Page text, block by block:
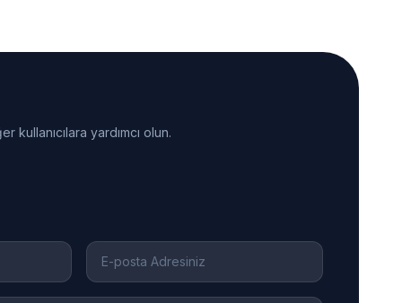
kullanıcılara yardımcı olun.